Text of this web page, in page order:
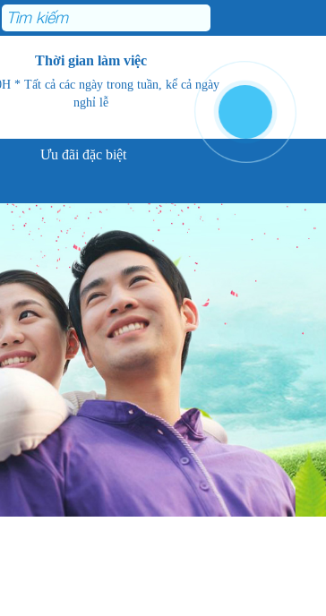
Thời gian làm việc
* Tất cả các ngày trong tuần, kể cả ngày
nghỉ lễ
Ưu đãi đặc biệt